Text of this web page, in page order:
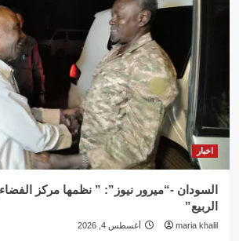
اخبار
السودان -“ميرور نيوز”: ” نظمها مركز
الربيع”
maria khalil أغسطس 4, 2026